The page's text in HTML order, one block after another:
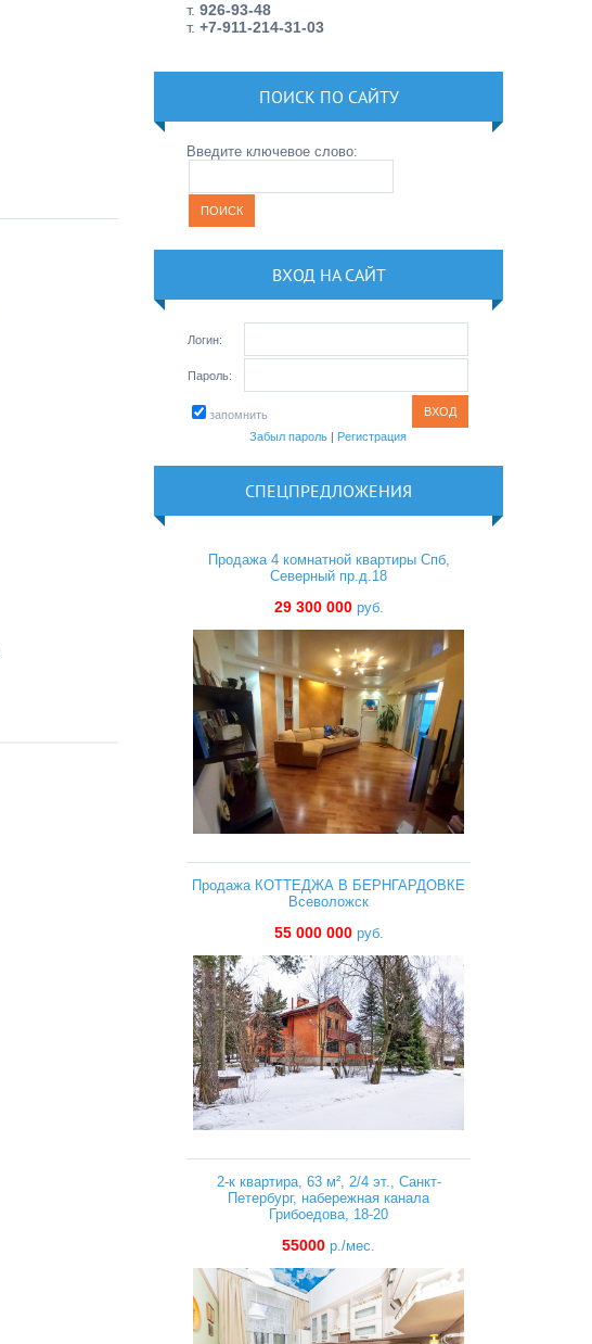
т.926-93-48
т.+7-911-214-31-03
ПОИСК ПО САЙТУ
Введите ключевое слово:
ВХОД НА САЙТ
Логин:
Пароль:
запомнить
Забыл пароль | Регистрация
СПЕЦПРЕДЛОЖЕНИЯ
Продажа 4 комнатной квартиры Спб,
Северный пр.д.18
29 300 000руб.
Продажа КОТТЕДЖА В БЕРНГАРДОВКЕ
Всеволожск
55 000 000руб.
2-к квартира, 63 м², 2/4 эт., Санкт-
Петербург, набережная канала
Грибоедова, 18-20
55000 р./мес.